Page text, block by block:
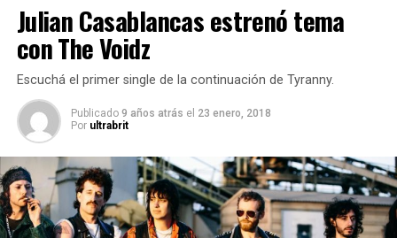
Julian Casablancas estrenó tema
con The Voidz
Escuchá el primer single de la continuación de Tyranny.
Publicado 9 años atrás el 23 enero, 2018
Por ultrabrit